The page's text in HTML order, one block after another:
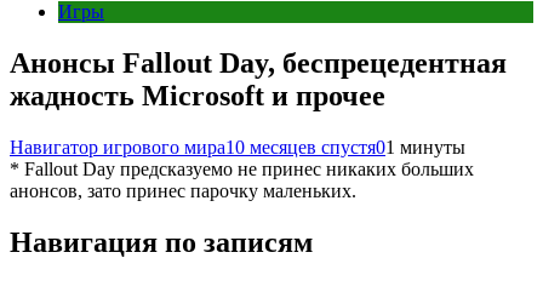
Игры
Анонсы Fallout Day, беспрецедентная
жадность Microsoft и прочее
Навигатор игрового мира10 месяцев спустя01 минуты
* Fallout Day предсказуемо не принес никаких больших
анонсов, зато принес парочку маленьких.
Навигация по записям